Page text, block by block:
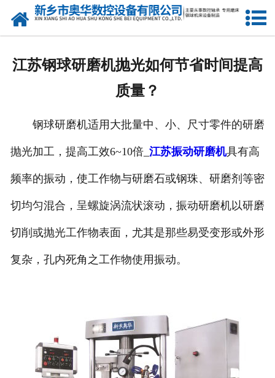
网站首页
公司风采
人才招聘
联系我们
江苏钢球研磨机抛光如何节省时间提高
质量？
钢球研磨机适用大批量中、小、尺寸零件的研磨
抛光加工，提高工效6~10倍_ 江苏振动研磨机具有高
频率的振动，使工作物与研磨石或钢珠、研磨剂等密
切均匀混合，呈螺旋涡流状滚动，振动研磨机以研磨
切削或抛光工作物表面，尤其是那些易受变形或外形
复杂，孔内死角之工作物使用振动。